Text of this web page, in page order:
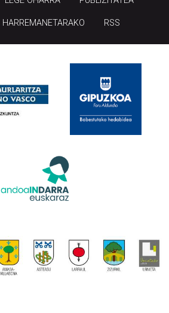
HARREMANETARAKO RSS